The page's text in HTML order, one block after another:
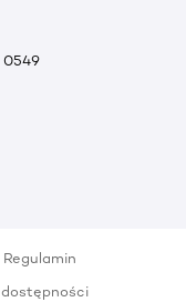
0549
Regulamin